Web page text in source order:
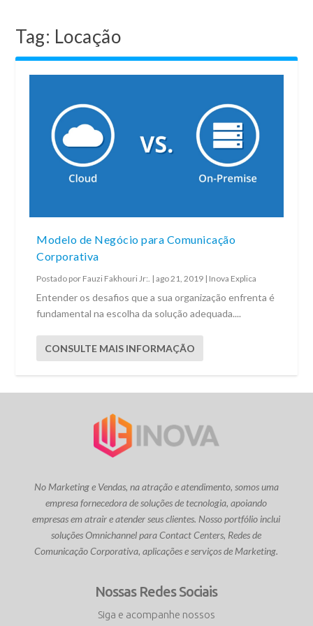
Tag: Locação
Modelo de Negócio para Comunicação
Corporativa
Postado por Fauzi Fakhouri Jr:. |ago 21, 2019 | Inova Explica
Entender os desafios que a sua organização enfrenta é
fundamental na escolha da solução adequada....
CONSULTE MAIS INFORMAÇÃO
No Marketing e Vendas, na atração e atendimento, somos uma
empresa fornecedora de soluções de tecnologia, apoiando
empresas em atrair e atender seus clientes. Nosso portfólio inclui
soluções Omnichannel para Contact Centers, Redes de
Comunicação Corporativa, aplicações e serviços de Marketing.
Nossas Redes Sociais
Siga e acompanhe nossos